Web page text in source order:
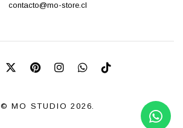
contacto@mo-store.cl
© MO STUDIO 2026.